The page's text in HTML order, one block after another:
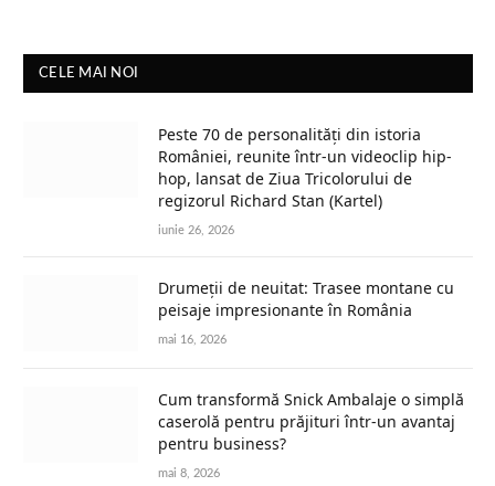
CELE MAI NOI
Peste 70 de personalități din istoria
României, reunite într-un videoclip hip-
hop, lansat de Ziua Tricolorului de
regizorul Richard Stan (Kartel)
iunie 26, 2026
Drumeții de neuitat: Trasee montane cu
peisaje impresionante în România
mai 16, 2026
Cum transformă Snick Ambalaje o simplă
caserolă pentru prăjituri într-un avantaj
pentru business?
mai 8, 2026